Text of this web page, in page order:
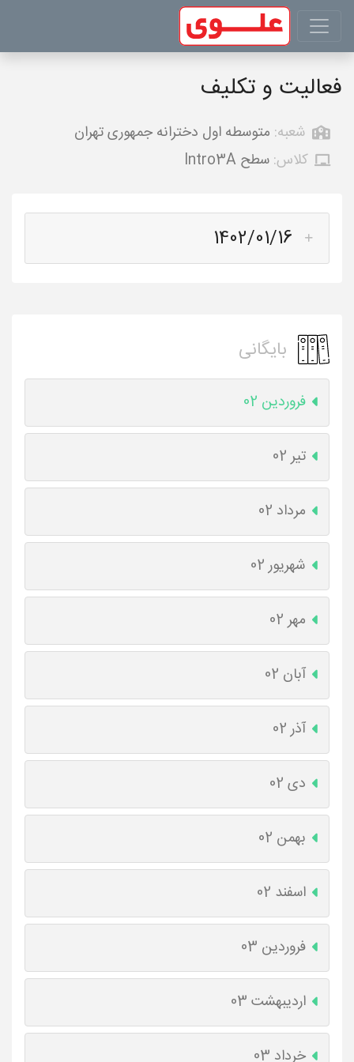
فعالیت و تکلیف
شعبه: متوسطه اول دخترانه جمهوری تهران
کلاس: سطح Intro3A
1402/01/16
بایگانی
فروردین 02
تیر 02
مرداد 02
شهریور 02
مهر 02
آبان 02
آذر 02
دی 02
بهمن 02
اسفند 02
فروردین 03
اردیبهشت 03
خرداد 03